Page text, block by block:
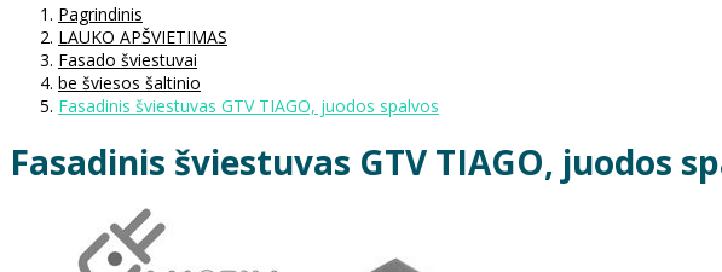
Pagrindinis
LAUKO APŠVIETIMAS
Fasado šviestuvai
be šviesos šaltinio
Fasadinis šviestuvas GTV TIAGO, juodos spalvos
Fasadinis šviestuvas GTV TIAGO, juodos